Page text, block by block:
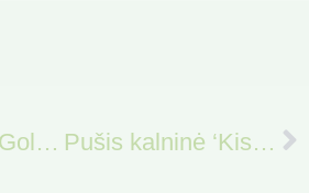
Pušis kalninė ‘Golden Glow‘ Pušis kalninė ‘Kissen‘